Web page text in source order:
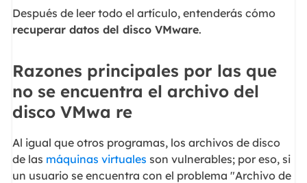
Después de leer todo el artículo, entenderás cómo
recuperar datos del disco VMware.
Razones principales por las que
no se encuentra el archivo del
disco VMwa re
Al igual que otros programas, los archivos de disco
de las máquinas virtuales son vulnerables; por eso, si
un usuario se encuentra con el problema "Archivo de